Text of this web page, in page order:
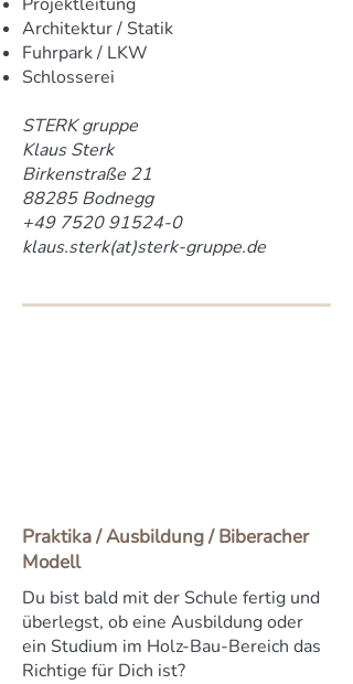
Architektur / Statik
Fuhrpark / LKW
Schlosserei
STERK gruppe
Klaus Sterk
Birkenstraße 21
88285 Bodnegg
+49 7520 91524-0
klaus.sterk(at)sterk-gruppe.de
Praktika / Ausbildung / Biberacher
Modell
Du bist bald mit der Schule fertig und
überlegst, ob eine Ausbildung oder
ein Studium im Holz-Bau-Bereich das
Richtige für Dich ist?